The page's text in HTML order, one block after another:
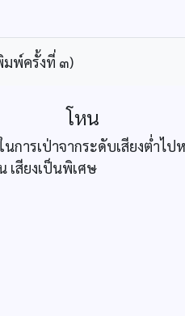
มพ์ครั้งที่ ๓)
โหน
ารเป่าจากระดับเสียงต่ำไป
เสียงเป็นพิเศษ